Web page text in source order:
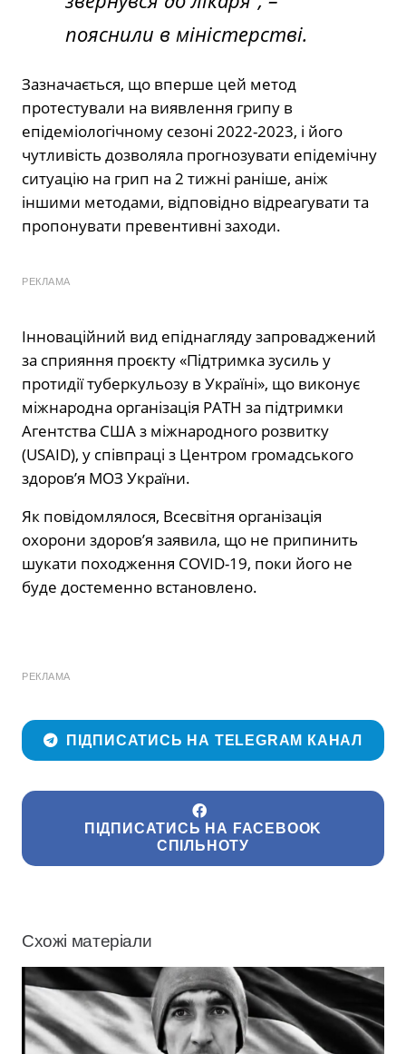
пояснили в міністерстві.
Зазначається, що вперше цей метод
протестували на виявлення грипу в
епідеміологічному сезоні 2022-2023, і його
чутливість дозволяла прогнозувати епідемічну
ситуацію на грип на 2 тижні раніше, аніж
іншими методами, відповідно відреагувати та
пропонувати превентивні заходи.
РЕКЛАМА
Інноваційний вид епіднагляду запроваджений
за сприяння проєкту «Підтримка зусиль у
протидії туберкульозу в Україні», що виконує
міжнародна організація РАТН за підтримки
Агентства США з міжнародного розвитку
(USAID), у співпраці з Центром громадського
здоров’я МОЗ України.
Як повідомлялося, Всесвітня організація
охорони здоров’я заявила, що не припинить
шукати походження COVID-19, поки його не
буде достеменно встановлено.
РЕКЛАМА
ПІДПИСАТИСЬ НА TELEGRAM КАНАЛ
ПІДПИСАТИСЬ НА FACEBOOK
СПІЛЬНОТУ
Схожі матеріали